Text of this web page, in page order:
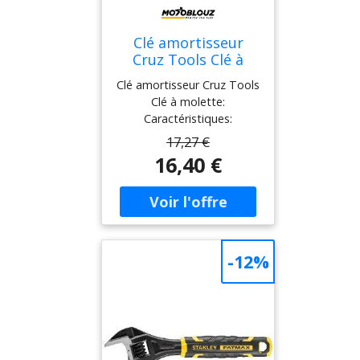
Clé amortisseur
Cruz Tools Clé à
Clé amortisseur Cruz Tools
Clé à molette:
Caractéristiques:
Compacte et robuste, la
clé à molette CRUZTOOLS
(réf. fabricant SPAN1) est
pensée pour le motard qui
entretient sa suspension
sans se charger d’outils
encombrants.
Spécialement conçue pour
précontrainte des
hauteur de selle et la
tenue de route lors d’une
17,27 €
16,40 €
-12%